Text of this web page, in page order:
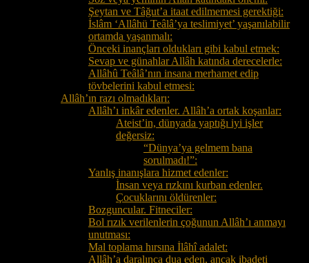
Şeytan ve Tâğut’a itaat edilmemesi gerektiği:
İslâm ‘Allâhü Teâlâ’ya teslimiyet’ yaşanılabilir
ortamda yaşanmalı:
Önceki inançları oldukları gibi kabul etmek:
Sevap ve günahlar Allâh katında derecelerle:
Allâhû Teâlâ’nın insana merhamet edip
tövbelerini kabul etmesi:
Allâh’ın razı olmadıkları:
Allâh’ı inkâr edenler. Allâh’a ortak koşanlar:
Ateist’in, dünyada yaptığı iyi işler
değersiz:
“Dünya’ya gelmem bana
sorulmadı!”:
Yanlış inanışlara hizmet edenler:
İnsan veya rızkını kurban edenler.
Çocuklarını öldürenler:
Bozguncular. Fitneciler:
Bol rızık verilenlerin çoğunun Allâh’ı anmayı
unutması:
Mal toplama hırsına İlâhî adalet:
Allâh’a daralınca dua eden, ancak ibadeti